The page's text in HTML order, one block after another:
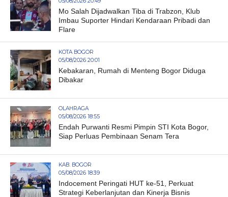
Mo Salah Dijadwalkan Tiba di Trabzon, Klub
Imbau Suporter Hindari Kendaraan Pribadi dan
Flare
KOTA BOGOR
05/08/2026 20:01
Kebakaran, Rumah di Menteng Bogor Diduga
Dibakar
OLAHRAGA
05/08/2026 18:55
Endah Purwanti Resmi Pimpin STI Kota Bogor,
Siap Perluas Pembinaan Senam Tera
KAB. BOGOR
05/08/2026 18:39
Indocement Peringati HUT ke-51, Perkuat
Strategi Keberlanjutan dan Kinerja Bisnis